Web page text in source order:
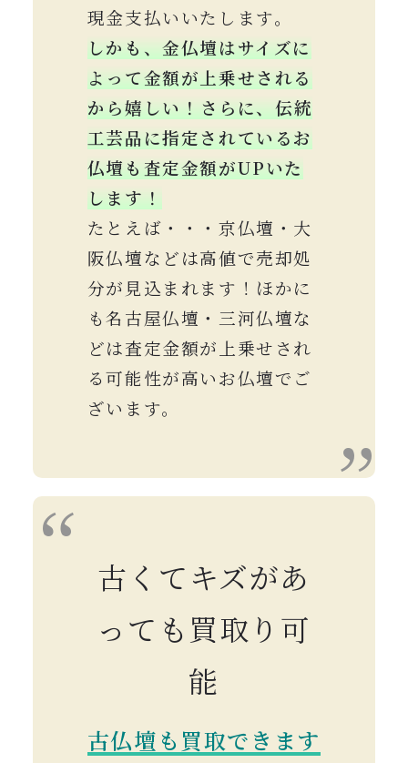
現金支払いいたします。
しかも、金仏壇はサイズに
よって金額が上乗せされる
から嬉しい！ さらに、伝統
工芸品に指定されているお
仏壇も査定金額がUPいた
します！
たとえば・・・京仏壇・大
阪仏壇などは高値で売却処
分が見込まれます！ほかに
も名古屋仏壇・三河仏壇な
どは査定金額が上乗せされ
る可能性が高いお仏壇でご
ざいます。
古くてキズがあ
っても買取り可
能
古仏壇も買取できます